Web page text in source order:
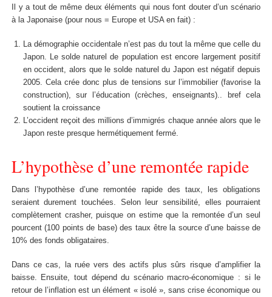
Il y a tout de même deux éléments qui nous font douter d’un scénario
à la Japonaise (pour nous = Europe et USA en fait) :
La démographie occidentale n’est pas du tout la même que celle du
Japon. Le solde naturel de population est encore largement positif
en occident, alors que le solde naturel du Japon est négatif depuis
2005. Cela crée donc plus de tensions sur l’immobilier (favorise la
construction), sur l’éducation (crèches, enseignants).. bref cela
soutient la croissance
L’occident reçoit des millions d’immigrés chaque année alors que le
Japon reste presque hermétiquement fermé.
L’hypothèse d’une remontée rapide
Dans l’hypothèse d’une remontée rapide des taux, les obligations
seraient durement touchées. Selon leur sensibilité, elles pourraient
complètement crasher, puisque on estime que la remontée d’un seul
pourcent (100 points de base) des taux être la source d’une baisse de
10% des fonds obligataires.
Dans ce cas, la ruée vers des actifs plus sûrs risque d’amplifier la
baisse. Ensuite, tout dépend du scénario macro-économique : si le
retour de l’inflation est un élément « isolé », sans crise économique ou